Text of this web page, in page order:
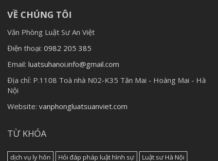
VỀ CHÚNG TÔI
Văn Phòng Luật Sư An Việt
Điện thoại: 0982 205 385
Email: luatsuhanoi.info@gmail.com
Địa chỉ: P.1108 Toà nhà N02-K35 Tân Mai - Hoàng Mai - Hà
Nội
Website: vanphongluatsuanviet.com
TỪ KHÓA
dịch vụ ly hôn Hỏi đáp pháp luật hình sự
Luật sư Hà Nội